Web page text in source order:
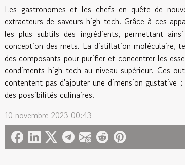
Les gastronomes et les chefs en quête de
extracteurs de saveurs high-tech. Grâce à ces
les plus subtils des ingrédients, permettant
conception des mets. La distillation moléculaire,
des composants pour purifier et concentrer les
condiments high-tech au niveau supérieur. Ces
contentent pas d'ajouter une dimension gustative
des possibilités culinaires.
10 novembre 2023 00:43